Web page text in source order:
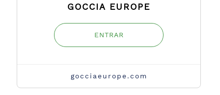
GOCCIA EUROPE
ENTRAR
gocciaeurope.com